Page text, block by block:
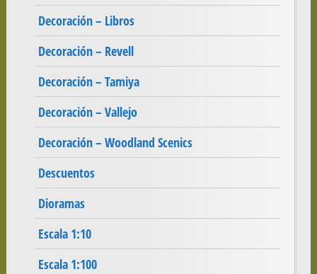
Decoración – Libros
Decoración – Revell
Decoración – Tamiya
Decoración – Vallejo
Decoración – Woodland Scenics
Descuentos
Dioramas
Escala 1:10
Escala 1:100